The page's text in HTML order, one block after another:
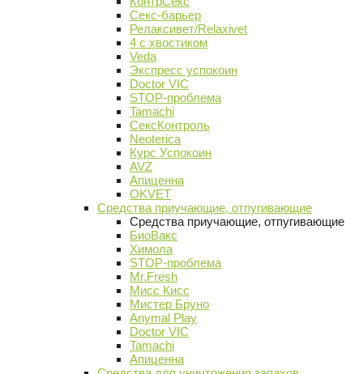
Секс-барьер
Релаксивет/Relaxivet
4 с хвостиком
Veda
Экспресс успокоин
Doctor VIC
STOP-проблема
Tamachi
СексКонтроль
Neoterica
Курс Успокоин
AVZ
Апиценна
OKVET
Средства приучающие, отпугивающие
Средства приучающие, отпугивающие
БиоВакс
Химола
STOP-проблема
Mr.Fresh
Мисс Кисс
Мистер Бруно
Anymal Play
Doctor VIC
Tamachi
Апиценна